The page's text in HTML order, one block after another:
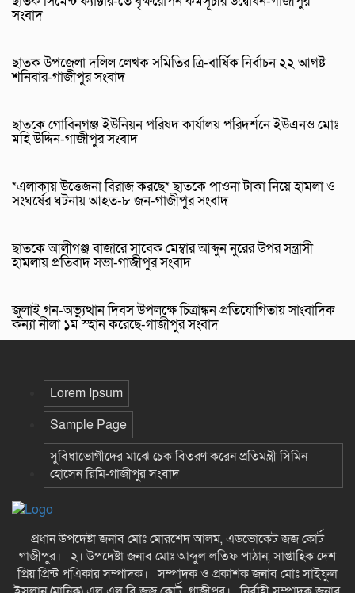
সংবাদ
ছাতক উপজেলা দলিল লেখক সমিতির ত্রি-বার্ষিক নির্বাচন ২২ আগষ্ট
শনিবার-গাজীপুর সংবাদ
ছাতকে গোবিনগঞ্জ ইউনিয়ন পরিষদ কার্যালয় পরিদর্শনে ইউএনও মোঃ
মহি উদ্দিন-গাজীপুর সংবাদ
*এলাকায় উত্তেজনা বিরাজ করছে* ছাতকে পাওনা টাকা নিয়ে হামলা ও
সংঘর্ষের ঘটনায় আহত-৮ জন-গাজীপুর সংবাদ
ছাতকে আলীগঞ্জ বাজারে সাবেক মেম্বার আব্দুন নুরের উপর সন্ত্রাসী
হামলায় প্রতিবাদ সভা-গাজীপুর সংবাদ
জুলাই গন-অভ্যুত্থান দিবস উপলক্ষে চিত্রাঙ্কন প্রতিযোগিতায় সাংবাদিক
কন্যা নীলা ১ম স্হান করেছে-গাজীপুর সংবাদ
Lorem Ipsum
Sample Page
সুবিধাভোগীদের মাঝে চেক বিতরণ করেন প্রতিমন্ত্রী সিমিন
হোসেন রিমি-গাজীপুর সংবাদ
প্রধান উপদেষ্টা জনাব মোঃ মোরশেদ আলম, এডভোকেট জজ কোর্ট
গাজীপুর। ২। উপদেষ্টা জনাব মোঃ আব্দুল লতিফ পাঠান, সাপ্তাহিক দেশ
প্রিয় প্রিন্ট পএিকার সম্পাদক। সম্পাদক ও প্রকাশক জনাব মোঃ সাইফুল